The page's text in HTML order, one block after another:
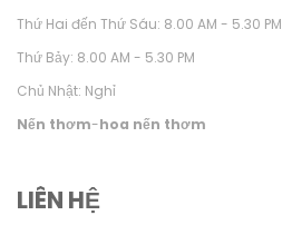
Thứ Hai đến Thứ Sáu: 8.00 AM - 5.30 PM
Thứ Bảy: 8.00 AM - 5.30 PM
Chủ Nhật: Nghỉ
Nến thơm-hoa nến thơm
LIÊN HỆ